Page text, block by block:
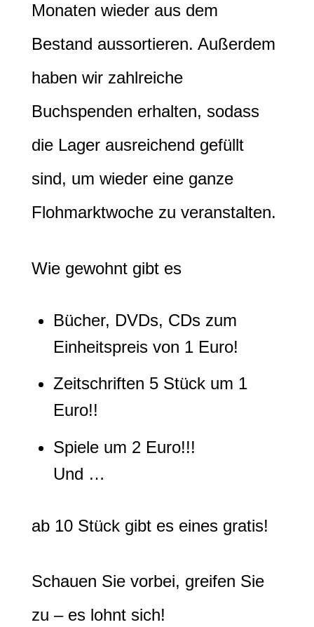
Monaten wieder aus dem
Bestand aussortieren. Außerdem
haben wir zahlreiche
Buchspenden erhalten, sodass
die Lager ausreichend gefüllt
sind, um wieder eine ganze
Flohmarktwoche zu veranstalten.
Wie gewohnt gibt es
Bücher, DVDs, CDs zum
Einheitspreis von 1 Euro!
Zeitschriften 5 Stück um 1
Euro!!
Spiele um 2 Euro!!!
Und …
ab 10 Stück gibt es eines gratis!
Schauen Sie vorbei, greifen Sie
zu – es lohnt sich!